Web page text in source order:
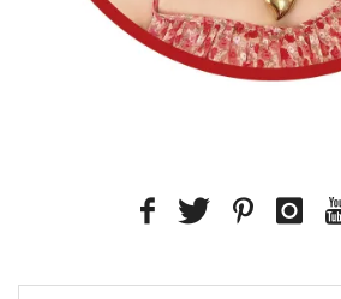
Type your email…